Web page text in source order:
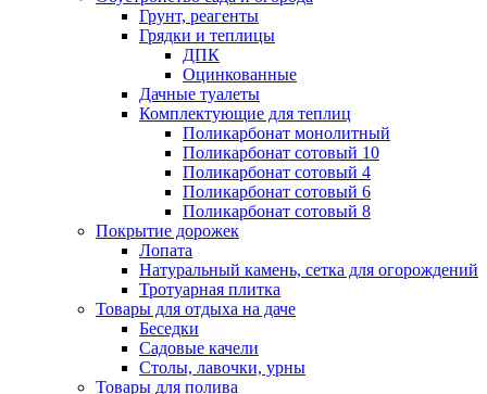
Грунт, реагенты
Грядки и теплицы
ДПК
Оцинкованные
Дачные туалеты
Комплектующие для теплиц
Поликарбонат монолитный
Поликарбонат сотовый 10
Поликарбонат сотовый 4
Поликарбонат сотовый 6
Поликарбонат сотовый 8
Покрытие дорожек
Лопата
Натуральный камень, сетка для огорождений
Тротуарная плитка
Товары для отдыха на даче
Беседки
Садовые качели
Столы, лавочки, урны
Товары для полива